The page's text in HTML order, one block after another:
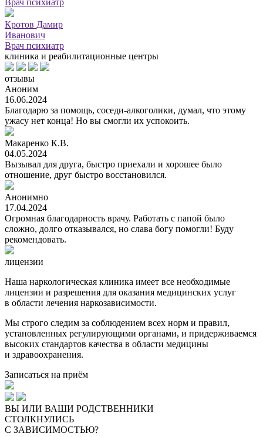
Врач психиатр
Кротов Дамир
Иванович
Врач психиатр
клиника и реабилитационные центры
отзывы
Аноним
16.06.2024
Благодарю за помощь, соседи-алкоголики, думал, что этому
ужасу нет конца! Но вы смогли их успокоить.
Макаренко К.В.
04.05.2024
Вызывал для друга, быстро приехали и хорошее было
отношение, друг быстро восстановился.
Анонимно
17.04.2024
Огромная благодарность врачу. Работать с папой было
сложно, долго отказывался, но слава богу помогли! Буду
рекомендовать.
лицензии
Наша наркологическая клиника имеет все необходимые
лицензии и разрешения для оказания медицинских услуг
в области лечения наркозависимости.
Мы строго следим за соблюдением всех норм и правил,
установленных регулирующими органами, и придерживаемся
высоких стандартов качества в области медицины
и здравоохранения.
Записаться на приём
ВЫ ИЛИ ВАШИ РОДСТВЕННИКИ
СТОЛКНУЛИСЬ
C ЗАВИСИМОСТЬЮ?